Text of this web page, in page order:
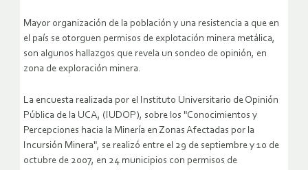
Mayor organización de la población y una resistencia a que en
el país se otorguen permisos de explotación minera metálica,
son algunos hallazgos que revela un sondeo de opinión, en
zona de exploración minera.
La encuesta realizada por el Instituto Universitario de Opinión
Pública de la UCA, (IUDOP), sobre los "Conocimientos y
Percepciones hacia la Minería en Zonas Afectadas por la
Incursión Minera", se realizó entre el 29 de septiembre y 10 de
octubre de 2007, en 24 municipios con permisos de